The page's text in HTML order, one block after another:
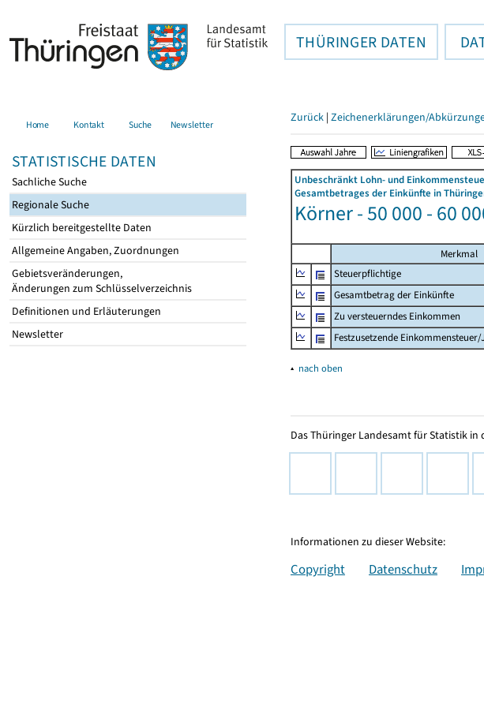
THÜRINGER DATEN
Home Kontakt Suche Newsletter
STATISTISCHE DATEN
Sachliche Suche
Regionale Suche
Kürzlich bereitgestellte Daten
Allgemeine Angaben, Zuordnungen
Gebietsveränderungen,
Änderungen zum Schlüsselverzeichnis
Definitionen und Erläuterungen
Newsletter
Zurück | Zeichenerklärungen/
Unbeschränkt Lohn- und
Gesamtbetrages der Einkünfte in
Körner - 50 000 - 60
Merkmal
Steuerpflichtige
Gesamtbetrag der Einkünfte
Zu versteuerndes Einkommen
Festzusetzende
▴ nach oben
Das Thüringer Landesamt für Statistik in
Informationen zu dieser Website:
Copyright Datenschutz